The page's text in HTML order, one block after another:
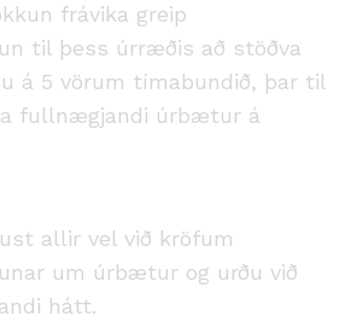
frávika greip
til þess úrræðis að stöðva
á 5 vörum tímabundið, þar til
fullnægjandi úrbætur á
allir vel við kröfum
um úrbætur og urðu við
hátt.